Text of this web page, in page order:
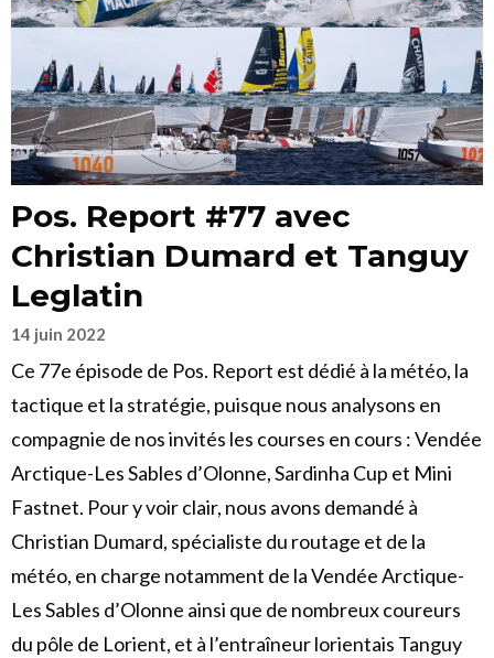
Pos. Report #77 avec
Christian Dumard et Tanguy
Leglatin
14 juin 2022
Ce 77e épisode de Pos. Report est dédié à la météo, la
tactique et la stratégie, puisque nous analysons en
compagnie de nos invités les courses en cours : Vendée
Arctique-Les Sables d’Olonne, Sardinha Cup et Mini
Fastnet. Pour y voir clair, nous avons demandé à
Christian Dumard, spécialiste du routage et de la
météo, en charge notamment de la Vendée Arctique-
Les Sables d’Olonne ainsi que de nombreux coureurs
du pôle de Lorient, et à l’entraîneur lorientais Tanguy